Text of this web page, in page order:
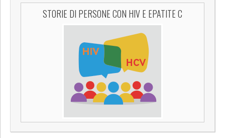
STORIE DI PERSONE CON HIV E EPATITE C